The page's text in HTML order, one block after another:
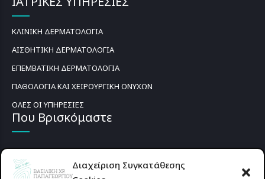
Διαχείριση Συγκατάθεσης
ΚΛΙΝΙΚΗ ΔΕΡΜΑΤΟΛΟΓΙΑ
ΑΙΣΘΗΤΙΚΗ ΔΕΡΜΑΤΟΛΟΓΙΑ
ΕΠΕΜΒΑΤΙΚΗ ΔΕΡΜΑΤΟΛΟΓΙΑ
ΠΑΘΟΛΟΓΙΑ ΚΑΙ ΧΕΙΡΟΥΡΓΙΚΗ ΟΝΥΧΩΝ
ΟΛΕΣ ΟΙ ΥΠΗΡΕΣΙΕΣ
Που Βρισκόμαστε